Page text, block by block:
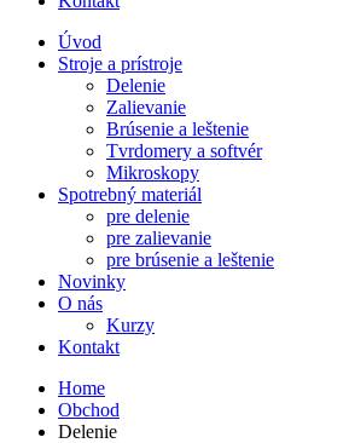
Úvod
Stroje a prístroje
Delenie
Zalievanie
Brúsenie a leštenie
Tvrdomery a softvér
Mikroskopy
Spotrebný materiál
pre delenie
pre zalievanie
pre brúsenie a leštenie
Novinky
O nás
Kurzy
Kontakt
Home
Obchod
Delenie